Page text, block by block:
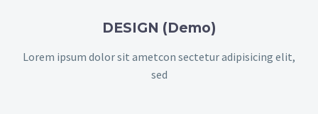
DESIGN (Demo)
Lorem ipsum dolor sit ametcon sectetur adipisicing elit,
sed